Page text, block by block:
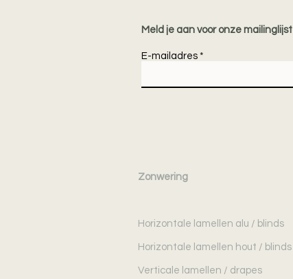
Meld je aan voor onze mailinglijst
E-mailadres
Zonwering
Horizontale lamellen alu / blinds
Horizontale lamellen hout / blinds
Verticale lamellen / drapes